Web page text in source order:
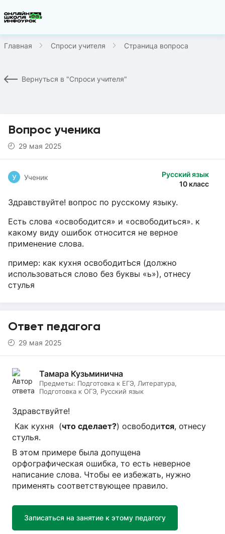
Главная Спроси учителя Страница вопроса
Вернуться в "Спроси учителя"
Вопрос ученика
29 мая 2025
Русский язык
10 класс
У Ученик
Здравствуйте! вопрос по русскому языку.
Есть слова «освободится» и «освободиться». к
какому виду ошибок относится не верное
применение слова.
пример: как кухня освободитЬся (должно
использоваться слово без буквы «ь»), отнесу
стулья
Ответ педагога
29 мая 2025
Тамара Кузьминична
Предметы: Подготовка к ЕГЭ, Литература,
Подготовка к ОГЭ, Русский язык
Здравствуйте!
Как кухня (что сделает?) освободится, отнесу
стулья.
В этом примере была допущена
орфографическая ошибка, то есть неверное
написание слова. Чтобы ее избежать, нужно
применять соответствующее правило.
Записаться на занятие к этому педагогу